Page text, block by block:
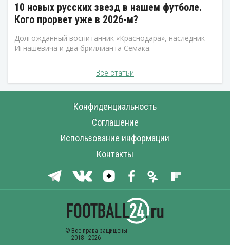
10 новых русских звезд в нашем футболе.
Кого прорвет уже в 2026-м?
Долгожданный воспитанник «Краснодара», наследник
Игнашевича и два бриллианта Семака.
Все статьи
Конфиденциальность
Соглашение
Использование информации
Контакты